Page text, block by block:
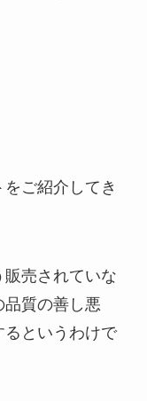
ご紹介してき
売されていな
質の善し悪
るというわけで